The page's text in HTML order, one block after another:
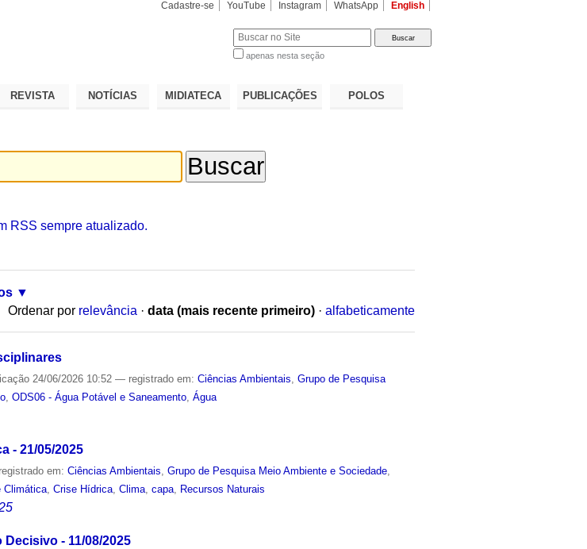
Cadastre-se YouTube Instagram WhatsApp English
apenas nesta seção
REVISTA NOTÍCIAS MIDIATECA PUBLICAÇÕES POLOS
RSS sempre atualizado.
Ordenar por relevância · data (mais recente primeiro) · alfabeticamente
24/06/2026 10:52— registrado em:Ciências Ambientais ,Grupo de Pesquisa
,ODS06 - Água Potável e Saneamento ,Água
- 21/05/2025
em:Ciências Ambientais ,Grupo de Pesquisa Meio Ambiente e Sociedade
Climática ,Crise Hídrica ,Clima ,capa Recursos Naturais
- 11/08/2025